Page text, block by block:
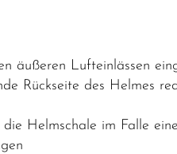
äußeren Lufteinlässen
Rückseite des Helmes
Helmschale im Falle